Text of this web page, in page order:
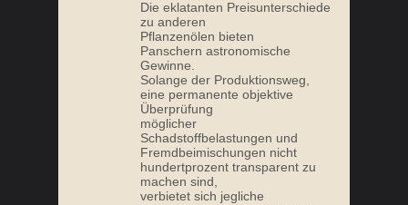
Die eklatanten Preisunterschiede
zu anderen
Pflanzenölen bieten
Panschern astronomische
Gewinne.
Solange der Produktionsweg,
eine permanente objektive
Überprüfung
möglicher
Schadstoffbelastungen und
Fremdbeimischungen nicht
hundertprozent transparent zu
machen sind,
verbietet sich jegliche